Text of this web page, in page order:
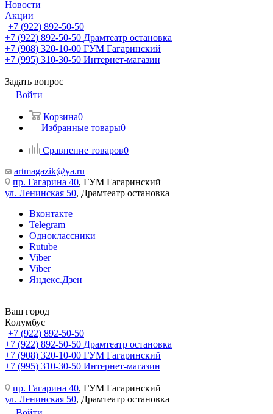
Новости
Акции
+7 (922) 892-50-50
+7 (922) 892-50-50 Драмтеатр остановка
+7 (908) 320-10-00 ГУМ Гагаринский
+7 (995) 310-30-50 Интернет-магазин
Задать вопрос
Войти
Корзина0
Избранные товары0
Сравнение товаров0
artmagazik@ya.ru
пр. Гагарина 40, ГУМ Гагаринский
ул. Ленинская 50, Драмтеатр остановка
Вконтакте
Telegram
Одноклассники
Rutube
Viber
Viber
Яндекс.Дзен
Ваш город
Колумбус
+7 (922) 892-50-50
+7 (922) 892-50-50 Драмтеатр остановка
+7 (908) 320-10-00 ГУМ Гагаринский
+7 (995) 310-30-50 Интернет-магазин
пр. Гагарина 40, ГУМ Гагаринский
ул. Ленинская 50, Драмтеатр остановка